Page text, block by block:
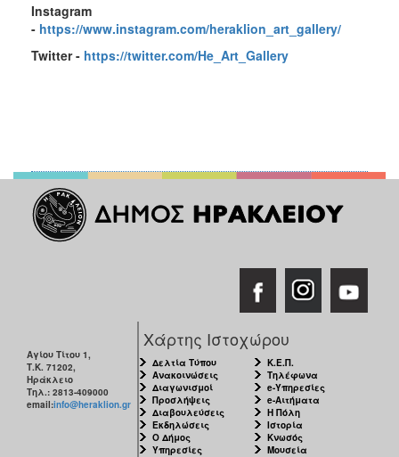
Instagram
- https://www.instagram.com/heraklion_art_gallery/
Twitter - https://twitter.com/He_Art_Gallery
Αγίου Τίτου 1,
Τ.Κ. 71202,
Ηράκλειο
Τηλ.: 2813-409000
email:info@heraklion.gr
Χάρτης Ιστοχώρου
Δελτία Τύπου
Ανακοινώσεις
Διαγωνισμοί
Προσλήψεις
Διαβουλεύσεις
Εκδηλώσεις
Ο Δήμος
Υπηρεσίες
Κ.Ε.Π.
Τηλέφωνα
e-Υπηρεσίες
e-Αιτήματα
Η Πόλη
Ιστορία
Κνωσός
Μουσεία